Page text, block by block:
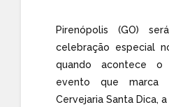
Pirenópolis (GO)
celebração especial
quando acontece o
evento que
Cervejaria Santa Dica,